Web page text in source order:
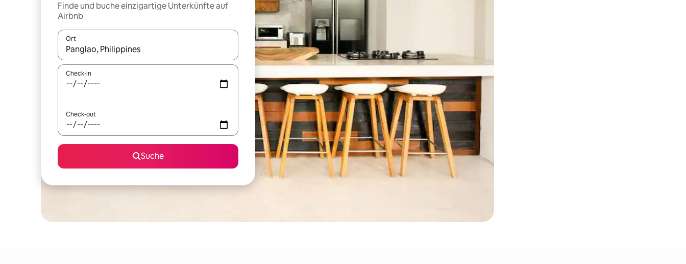
Finde und buche einzigartige Unterkünfte auf
Airbnb
Ort
Wenn Ergebnisse verfügbar sind, navigiere mit den Pfeiltasten nach oben und unten oder erkunde die Ergebnisse durch Berühren oder Wischgesten.
Check-in
Check-out
Suche